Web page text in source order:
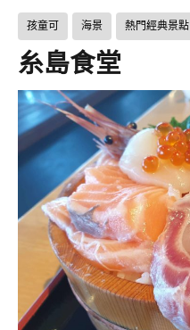
孩童可 海景 熱門經典景點
糸島食堂